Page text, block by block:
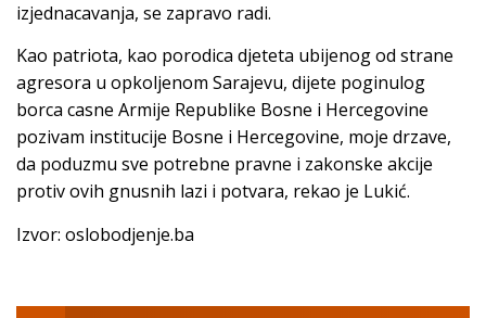
izjednacavanja, se zapravo radi.
Kao patriota, kao porodica djeteta ubijenog od strane
agresora u opkoljenom Sarajevu, dijete poginulog
borca casne Armije Republike Bosne i Hercegovine
pozivam institucije Bosne i Hercegovine, moje drzave,
da poduzmu sve potrebne pravne i zakonske akcije
protiv ovih gnusnih lazi i potvara, rekao je Lukić.
Izvor: oslobodjenje.ba